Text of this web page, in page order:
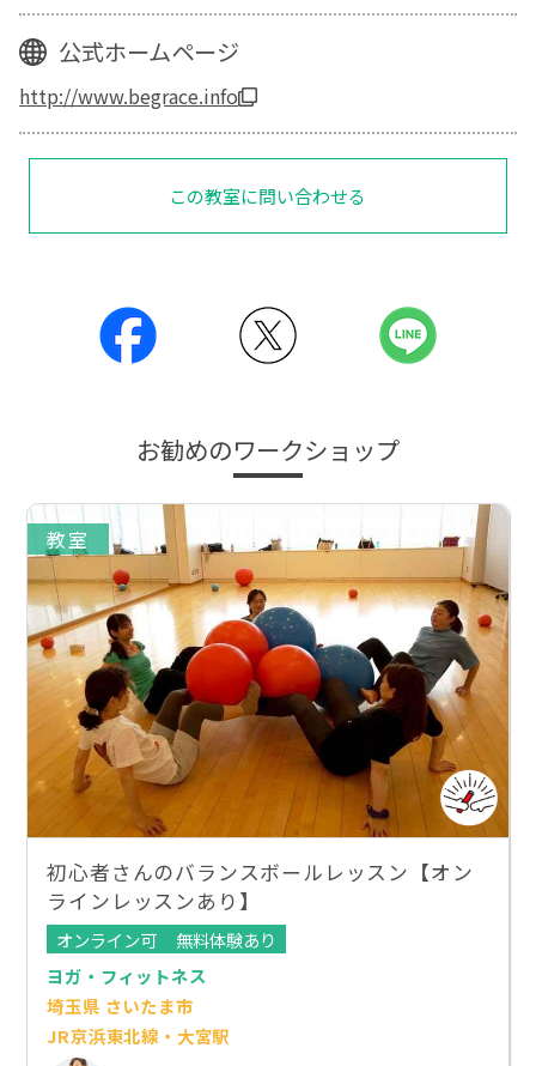
公式ホームページ
http://www.begrace.info
この教室に問い合わせる
お勧めのワークショップ
教室
初心者さんのバランスボールレッスン【オン
ラインレッスンあり】
オンライン可
無料体験あり
ヨガ・フィットネス
埼玉県 さいたま市
JR京浜東北線・大宮駅